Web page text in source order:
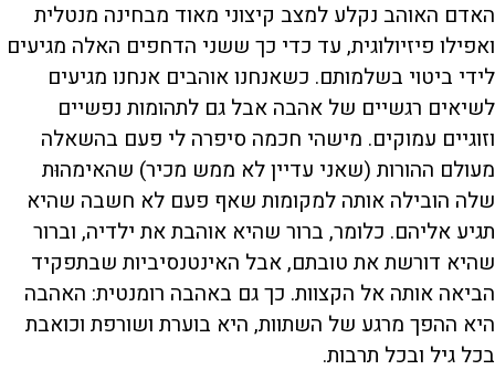
האדם האוהב נקלע למצב קיצוני מאוד מבחינה מנטלית
ואפילו פיזיולוגית, עד כדי כך ששני הדחפים האלה מגיעים
לידי ביטוי בשלמותם. כשאנחנו אוהבים אנחנו מגיעים
לשיאים רגשיים של אהבה אבל גם לתהומות נפשיים
וזוגיים עמוקים. מישהי חכמה סיפרה לי פעם בהשאלה
מעולם ההורות (שאני עדיין לא ממש מכיר) שהאימהוּת
שלה הובילה אותה למקומות שאף פעם לא חשבה שהיא
תגיע אליהם. כלומר, ברור שהיא אוהבת את ילדיה, וברור
שהיא דורשת את טובתם, אבל האינטנסיביות שבתפקיד
הביאה אותה אל הקצוות. כך גם באהבה רומנטית: האהבה
היא ההפך מרגע של השתוות, היא בוערת ושורפת וכואבת
בכל גיל ובכל תרבות.